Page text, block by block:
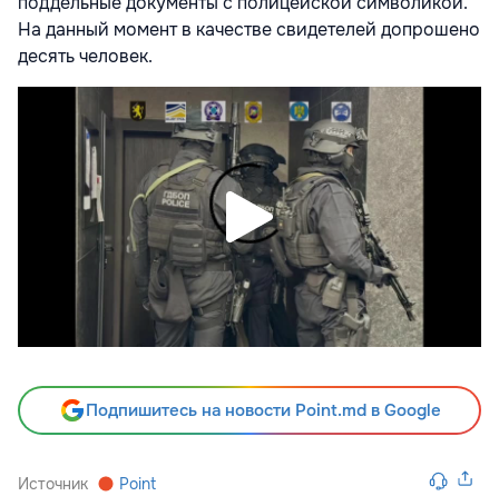
На данный момент в качестве свидетелей допрошено
десять человек.
Подпишитесь на новости Point.md в Google
Источник Point